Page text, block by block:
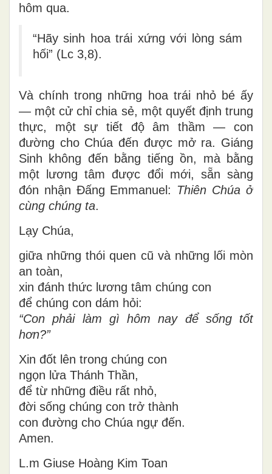
hôm qua.
“Hãy sinh hoa trái xứng với lòng sám
hối” (Lc 3,8).
Và chính trong những hoa trái nhỏ bé ấy
— một cử chỉ chia sẻ, một quyết định trung
thực, một sự tiết độ âm thầm — con
đường cho Chúa đến được mở ra. Giáng
Sinh không đến bằng tiếng ồn, mà bằng
một lương tâm được đổi mới, sẵn sàng
đón nhận Đấng Emmanuel: Thiên Chúa ở
cùng chúng ta.
Lạy Chúa,
giữa những thói quen cũ và những lối mòn
an toàn,
xin đánh thức lương tâm chúng con
để chúng con dám hỏi:
“Con phải làm gì hôm nay để sống tốt
hơn?”
Xin đốt lên trong chúng con
ngọn lửa Thánh Thần,
để từ những điều rất nhỏ,
đời sống chúng con trở thành
con đường cho Chúa ngự đến.
Amen.
L.m Giuse Hoàng Kim Toan